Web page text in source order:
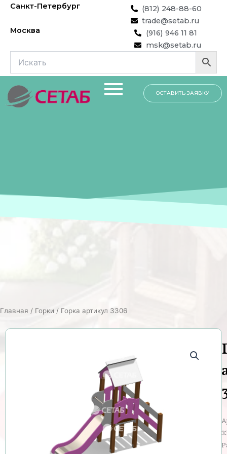
Перейти
содержимому
Санкт-Петербург
(812) 248-88-60
trade@setab.ru
Москва
(916) 946 11 81
msk@setab.ru
ОСТАВИТЬ ЗАЯВКУ
Главная / Горки / Горка артикул 3306